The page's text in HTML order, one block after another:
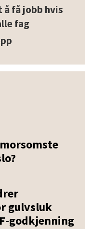
å få jobb hvis
fag
gulvsluk
godkjenning